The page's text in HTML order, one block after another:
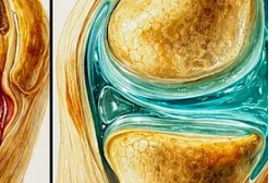
1/3/2023
confiesa que